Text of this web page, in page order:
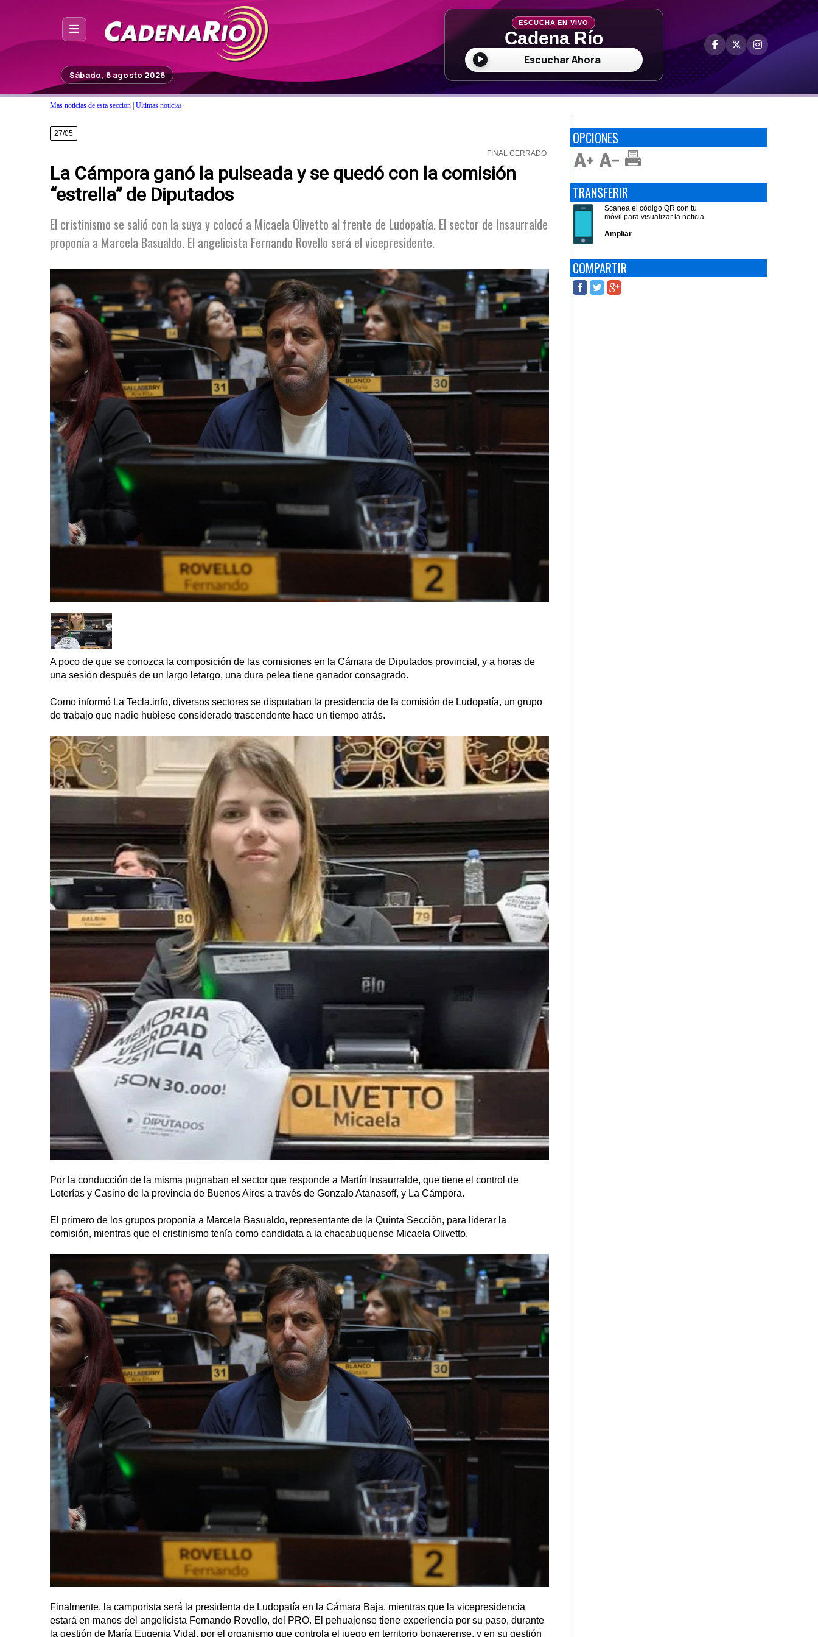
Noticias
Fuera de Foco
Programación
Contacto
Sábado, 8 agosto 2026
ESCUCHA EN VIVO
Cadena Río
Escuchar Ahora
Mas noticias de esta seccion Ultimas noticias
27/05
FINAL CERRADO
La Cámpora ganó la pulseada y se quedó con la comisión
“estrella” de Diputados
El cristinismo se salió con la suya y colocó a Micaela Olivetto al frente de Ludopatía. El sector de Insaurralde
proponía a Marcela Basualdo. El angelicista Fernando Rovello será el vicepresidente.
A poco de que se conozca la composición de las comisiones en la Cámara de Diputados provincial, y a horas de
una sesión después de un largo letargo, una dura pelea tiene ganador consagrado.
Como informó La Tecla.info, diversos sectores se disputaban la presidencia de la comisión de Ludopatía, un grupo
de trabajo que nadie hubiese considerado trascendente hace un tiempo atrás.
Por la conducción de la misma pugnaban el sector que responde a Martín Insaurralde, que tiene el control de
Loterías y Casino de la provincia de Buenos Aires a través de Gonzalo Atanasoff, y La Cámpora.
El primero de los grupos proponía a Marcela Basualdo, representante de la Quinta Sección, para liderar la
comisión, mientras que el cristinismo tenía como candidata a la chacabuquense Micaela Olivetto.
Finalmente, la camporista será la presidenta de Ludopatía en la Cámara Baja, mientras que la vicepresidencia
estará en manos del angelicista Fernando Rovello, del PRO. El pehuajense tiene experiencia por su paso, durante
la gestión de María Eugenia Vidal, por el organismo que controla el juego en territorio bonaerense, y en su gestión
OPCIONES
TRANSFERIR
Scanea el código QR con tu
móvil para visualizar la noticia.
Ampliar
COMPARTIR